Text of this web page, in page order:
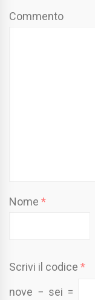
Commento
Nome *
Scrivi il codice *
nove − sei =